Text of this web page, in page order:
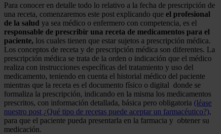
Para conocer en detalle todo lo relativo a la fecha de prescripción de
una receta, comenzaremos este post explicando que el profesional
de la salud ya sea médico o enfermero con competencia, es el
responsable de prescribir una receta de medicamentos para el
paciente, los cuales tienen que estar sujetos a prescripción médica.
Los conceptos de receta y de prescripción médica son diferentes. La
prescripción médica se trata de la orden o indicación que el médico
realiza con instrucciones específicas del tratamiento y uso del
medicamento, teniendo en cuenta el historial médico del paciente
mientras que la receta es el documento físico o digital donde se
formaliza la prescripción, indicando en la misma los medicamentos
prescritos, con información detallada, básica pero obligatoria (léase
nuestro post ¿Qué tipo de recetas puede aceptar un farmacéutico?),
para que el paciente pueda presentarla en la farmacia y obtener su
medicación.